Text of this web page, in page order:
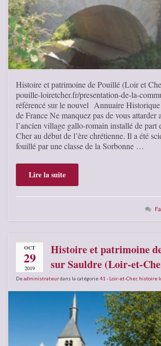
Histoire et patrimoine de Pouillé (Loir et
pouille-loiretcher.fr/presentation-de-la-
référencé sur le nouvel Annuaire Historique
de France Ne manquez pas de vous attarder
l’ancien village gallo-romain installé de part
Cher au début de l’ère chrétienne. Il a été
fouillé par une classe de la Sorbonne …
Lire la suite
OCT
29
2019
Histoire et patrimoine
sur Sauldre (Loir-et-
Deadministrateurdans la catégorie41 - Loir-et-Cher, histoire